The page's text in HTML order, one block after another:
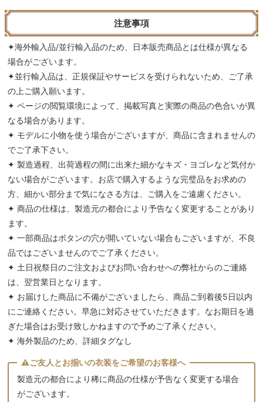
注意事項
✦海外輸入品/並行輸入品のため、日本販売商品とは仕様が異なる
場合がございます。
✦並行輸入品は、正規保証やサービスを受けられないため、ご了承
の上ご購入願います。
✦ ページの閲覧環境によって、掲載写真と実際の商品の色合いが異
なる場合があります。
✦ モデルに小物を使う場合がございますが、商品に含まれませんの
でご了承下さい。
✦ 製造過程、出荷過程の間に出来た細かなキズ・ヨゴレなど気付か
ない場合がございます。お店で購入するような完璧品をお求めの
方、細かい部分まで気になさる方は、ご購入をご遠慮ください。
✦ 商品の仕様は、製造元の都合により予告なく変更することがあり
ます。
✦ 一部商品はボタンの穴が開いていない場合もございますが、不良
品ではございませんのでご了承ください。
✦ 土日祝祭日のご注文およびお問い合わせへの弊社からのご連絡
は、翌営業日となります。
✦ お届けした商品に不備がございましたら、商品ご到着後5日以内
にご連絡ください。早急に対応させていただきます。なお期日を過
ぎた場合はお受け致しかねますので予めご了承ください。
✦ 海外製品のため、詳細タグなし
製造元の都合により稀に商品の仕様が予告なく変更する場合
がございます。